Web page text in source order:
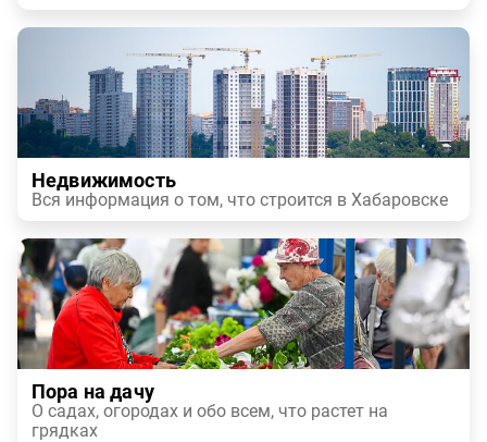
Недвижимость
Вся информация о том, что строится в Хабаровске
Пора на дачу
О садах, огородах и обо всем, что растет на
грядках